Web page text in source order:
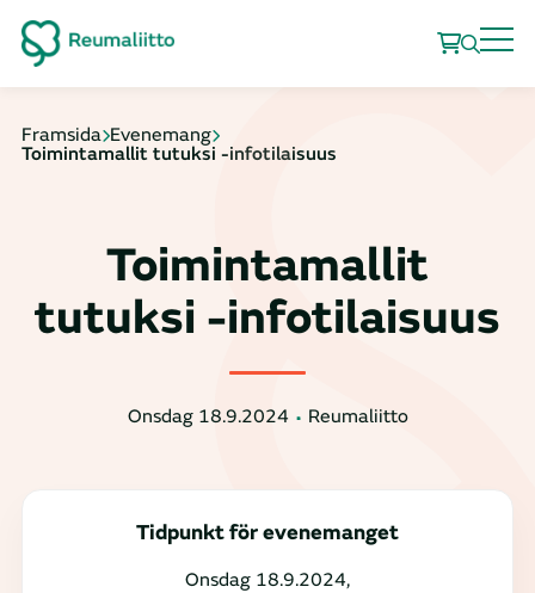
Framsida Evenemang
Toimintamallit tutuksi -infotilaisuus
Toimintamallit
tutuksi -infotilaisuus
Onsdag 18.9.2024 Reumaliitto
Tidpunkt för evenemanget
Onsdag 18.9.2024,